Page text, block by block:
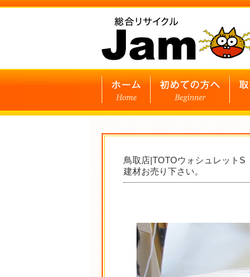
鳥取店|TOTOウォシュレット
建材お売り下さい。